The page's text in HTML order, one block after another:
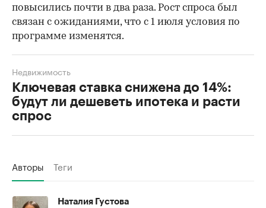
повысились почти в два раза. Рост спроса был
связан с ожиданиями, что с 1 июля условия по
программе изменятся.
Ключевая ставка снижена до 14%:
будут ли дешеветь ипотека и расти
спрос
Недвижимость
Авторы Теги
Наталия Густова